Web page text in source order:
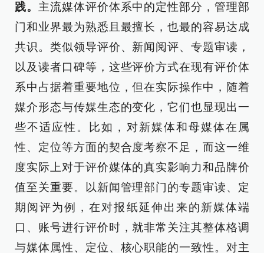
践。 主流媒体评价体系中的定性部分，管理部
门和业界最为熟悉且最擅长，也最的容易达成
共识。类似领导评价、新闻阅评、专题审读，
以及读者口碑等，这些评价方式在现有评价体
系中占据着重要地位，但在实际操作中，随着
媒介形态与传媒生态的变化，它们也显现出一
些不适应性。比如，对新媒体和母媒体在属
性、定位等方面的契合度考察不足，而这一维
度实际上对于评价媒体的真实影响力和品牌价
值至关重要。以新闻管理部门的专题审读、定
期阅评为例，在对报纸延伸出来的新媒体端
口、账号进行评价时，就非常关注其整体格调
与媒体属性、定位、核心职能的一致性。对主